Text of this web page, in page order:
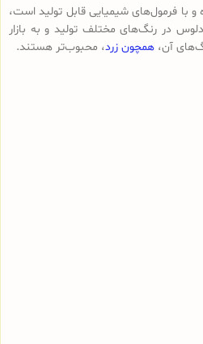
با فرمول‌های شیمیایی قابل تولید است،
در رنگ‌های مختلف تولید و به بازار
آن، همچون زرد، محبوب‌تر هستند.